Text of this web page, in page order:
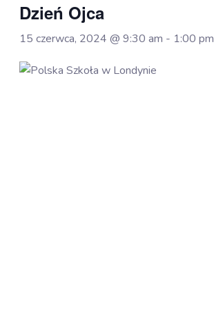
Dzień Ojca
15 czerwca, 2024 @ 9:30 am - 1:00 pm